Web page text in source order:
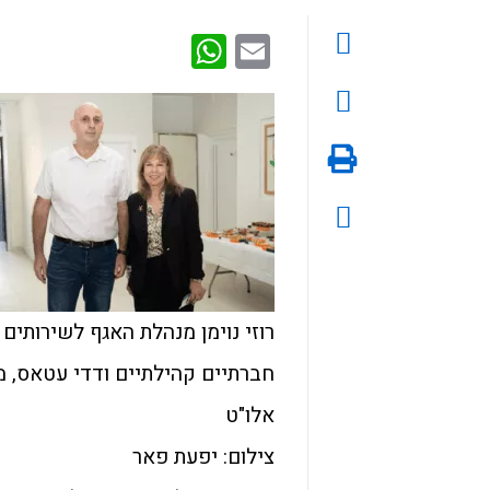
Email
רוזי נוימן מנהלת האגף לשירותים
חברתיים קהילתיים ודדי עטאס,
אלו"ט
צילום: יפעת פאר